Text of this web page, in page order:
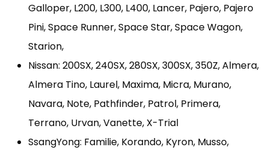
Galloper, L200, L300, L400, Lancer, Pajero, Pajero
Pini, Space Runner, Space Star, Space Wagon,
Starion,
Nissan: 200SX, 240SX, 280SX, 300SX, 350Z, Almera,
Almera Tino, Laurel, Maxima, Micra, Murano,
Navara, Note, Pathfinder, Patrol, Primera,
Terrano, Urvan, Vanette, X-Trial
SsangYong: Familie, Korando, Kyron, Musso,